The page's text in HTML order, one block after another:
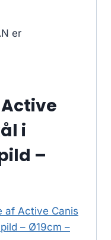
er
i
–
af Active Canis
– Ø19cm –